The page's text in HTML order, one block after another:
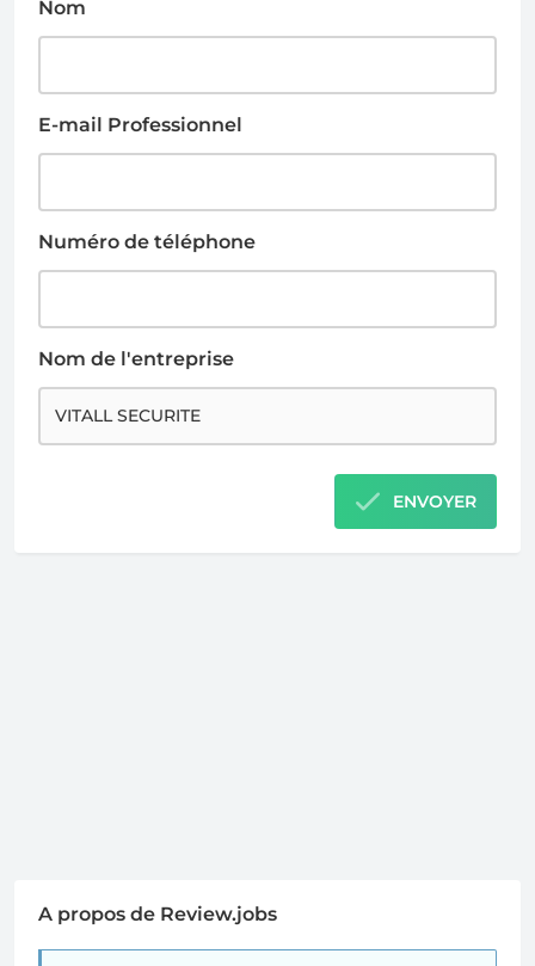
Nom
E-mail Professionnel
Numéro de téléphone
Nom de l'entreprise
ENVOYER
A propos de Review.jobs